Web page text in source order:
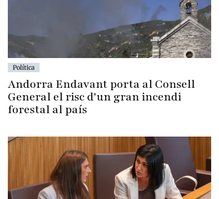
Política
Andorra Endavant porta al Consell
General el risc d'un gran incendi
forestal al país